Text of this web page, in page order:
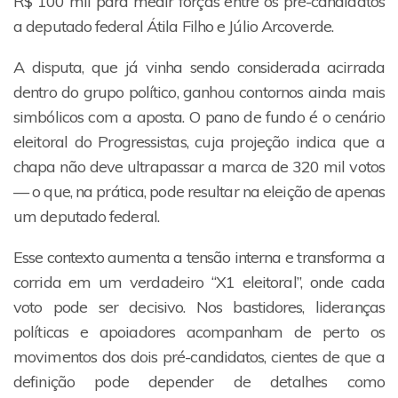
a deputado federal Átila Filho e Júlio Arcoverde.
A disputa, que já vinha sendo considerada acirrada
dentro do grupo político, ganhou contornos ainda mais
simbólicos com a aposta. O pano de fundo é o cenário
eleitoral do Progressistas, cuja projeção indica que a
chapa não deve ultrapassar a marca de 320 mil votos
— o que, na prática, pode resultar na eleição de apenas
um deputado federal.
Esse contexto aumenta a tensão interna e transforma a
corrida em um verdadeiro “X1 eleitoral”, onde cada
voto pode ser decisivo. Nos bastidores, lideranças
políticas e apoiadores acompanham de perto os
movimentos dos dois pré-candidatos, cientes de que a
definição pode depender de detalhes como